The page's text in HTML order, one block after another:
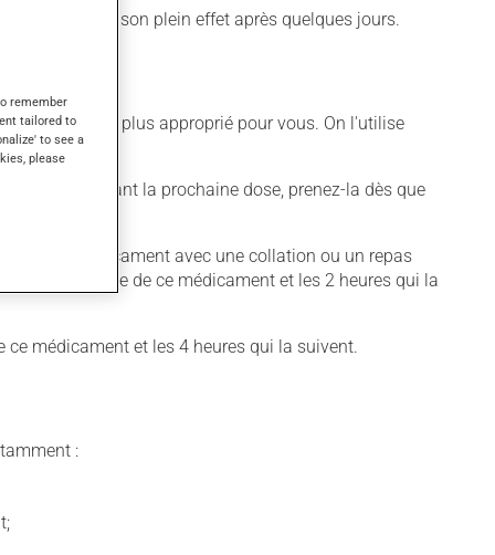
Il produit son plein effet après quelques jours.
qui est plus approprié pour vous. On l'utilise
6 heures avant la prochaine dose, prenez-la dès que
ce médicament avec une collation ou un repas
la prise de ce médicament et les 2 heures qui la
médicament et les 4 heures qui la suivent.
:
remember
tailored to
to see a
please